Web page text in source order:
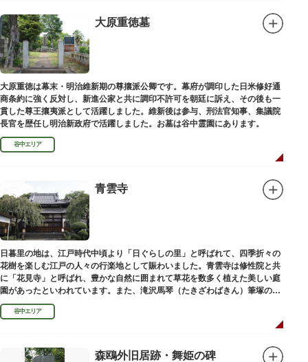
大原重徳墓
大原重徳は幕末・明治維新期の尊攘派公卿です。幕府が調印した日米修好通
商条約に強く反対し、新進公家と共に調印不許可を朝廷に訴え、その後も一
貫した尊王攘夷派として活躍しました。維新後は参与、刑法官知事、集議院
長官を歴任し明治新政府で活躍しました。お墓は谷中霊園にあります。
谷中エリア
青雲寺
日暮里の地は、江戸時代中頃より「日ぐらしの里」と呼ばれて、四季折々の
花樹を楽しむ江戸の人々の行楽地として賑わいました。青雲寺は修性院と共
に「花見寺」と呼ばれ、豊かな自然に囲まれて草花を数多く植えた美しい庭
園があったといわれています。また、滝沢馬琴（たきざわばきん）筆塚の碑
があります。
谷中エリア
森鴎外旧居跡・舞姫の碑